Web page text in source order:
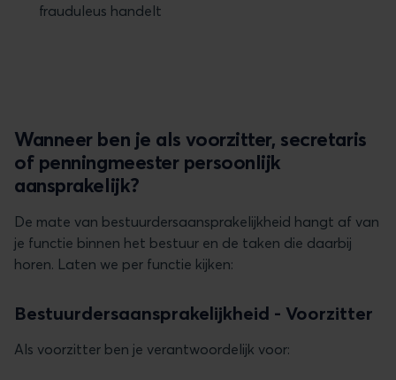
frauduleus handelt
Wanneer ben je als voorzitter, secretaris
of penningmeester persoonlijk
aansprakelijk?
De mate van bestuurdersaansprakelijkheid hangt af van
je functie binnen het bestuur en de taken die daarbij
horen. Laten we per functie kijken:
Bestuurdersaansprakelijkheid - Voorzitter
Als voorzitter ben je verantwoordelijk voor: